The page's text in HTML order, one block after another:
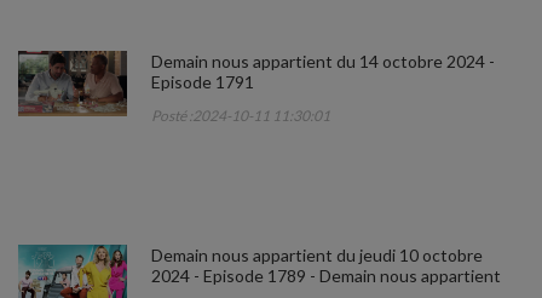
Demain nous appartient du 14 octobre 2024 -
Episode 1791
Posté :2024-10-11 11:30:01
Demain nous appartient du jeudi 10 octobre
2024 - Episode 1789 - Demain nous appartient